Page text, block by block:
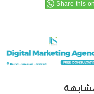
Share this